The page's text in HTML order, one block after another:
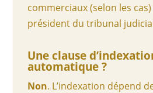
commerciaux (selon les
président du tribunal
Une clause
automatique ?
Non. L’indexation dépend